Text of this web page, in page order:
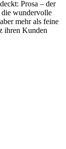
Prosa – der
wundervolle
mehr als feine
ihren Kunden